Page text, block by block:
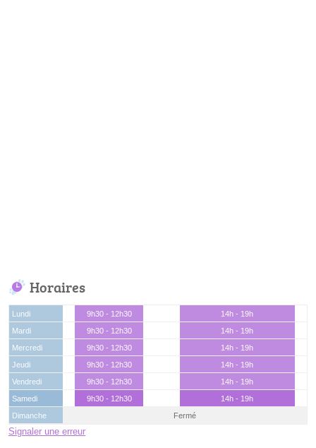
Horaires
Lundi 9h30 - 12h30
14h - 19h
Mardi
9h30 - 12h30
14h - 19h
Mercredi
9h30 - 12h30
14h - 19h
Jeudi
9h30 - 12h30
14h - 19h
Vendredi
9h30 - 12h30
14h - 19h
Samedi
9h30 - 12h30
14h - 19h
Dimanche
Fermé
Signaler une erreur